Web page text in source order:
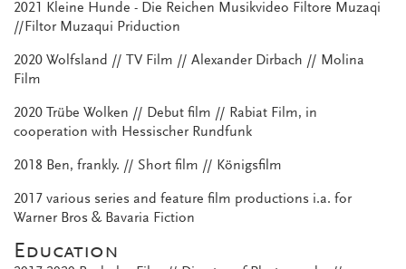
2021 Kleine Hunde - Die Reichen Musikvideo Filtore Muzaqi
//Filtor Muzaqui Priduction
2020 Wolfsland // TV Film // Alexander Dirbach // Molina
Film
2020 Trübe Wolken // Debut film // Rabiat Film, in
cooperation with Hessischer Rundfunk
2018 Ben, frankly. // Short film // Königsfilm
2017 various series and feature film productions i.a. for
Warner Bros & Bavaria Fiction
Education